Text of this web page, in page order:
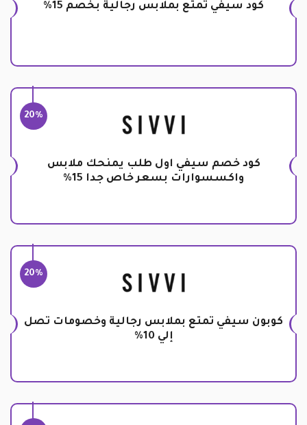
كود سيفي تمتع بملابس رجالية بخصم 15%
20%
كود خصم سيفي اول طلب يمنحك ملابس
واكسسوارات بسعر خاص جدا 15%
20%
كوبون سيفي تمتع بملابس رجالية وخصومات تصل
إلي 10%